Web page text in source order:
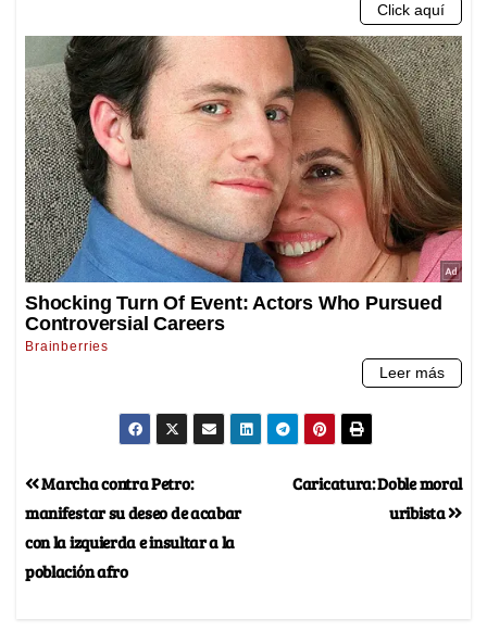
Caricatura: Doble moral
uribista
Marcha contra Petro:
manifestar su deseo de acabar
con la izquierda e insultar a la
población afro